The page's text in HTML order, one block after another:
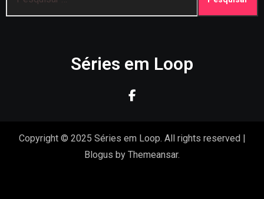
por:
Séries em Loop
Copyright © 2025 Séries em Loop. All rights reserved |
Blogus by Themeansar.